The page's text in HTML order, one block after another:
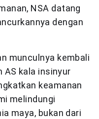
NSA datang
dengan
munculnya kembali
AS kala insinyur
keamanan
melindungi
maya, bukan dari